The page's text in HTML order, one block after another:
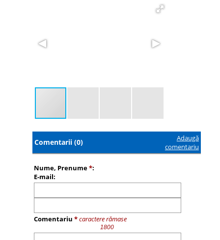
Comentarii (0)
Adaugă
comentariu
Nume, Prenume*:
E-mail:
Comentariu *caractere rămase